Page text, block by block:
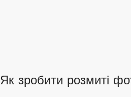
Як зробити розмиті